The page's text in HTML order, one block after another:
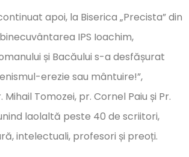
apoi, la Biserica „Precista” din
IPS Ioachim,
și Bacăului s-a desfășurat
erezie sau mântuire!”,
Tomozei, pr. Cornel Paiu și Pr.
laolaltă peste 40 de scriitori,
intelectuali, profesori și preoți.